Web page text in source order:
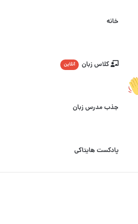
خانه
کلاس زبان آنلاین
جذب مدرس زبان
پادکست هایتاکی